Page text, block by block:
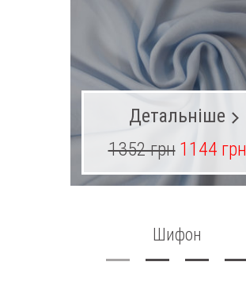
Шифон
Детальніше
1352 грн 1144 грн